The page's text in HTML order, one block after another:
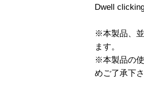
Dwell
※本製品、
ます。
※本製品の
めご了承下さ